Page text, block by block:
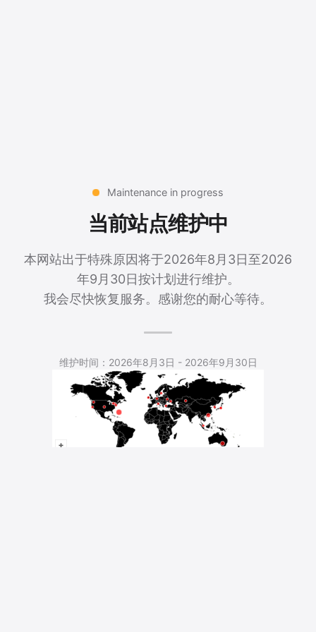
Maintenance in progress
当前站点维护中
本网站出于特殊原因将于2026年8月3日至2026
年9月30日按计划进行维护。
我会尽快恢复服务。感谢您的耐心等待。
维护时间：2026年8月3日 - 2026年9月30日
5,539 Total Pageviews